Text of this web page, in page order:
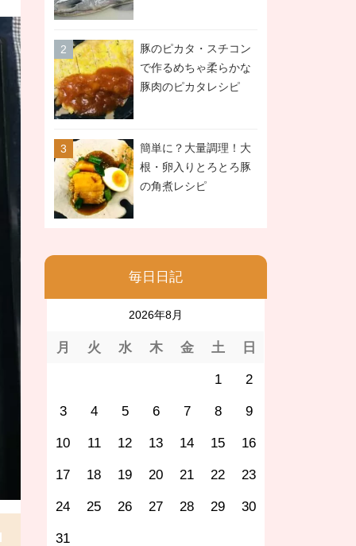
豚のピカタ・スチコン
で作るめちゃ柔らかな
豚肉のピカタレシピ
簡単に？大量調理！大
根・卵入りとろとろ豚
の角煮レシピ
毎日日記
2026年8月
月 火 水 木 金 土 日
1 2
3 4 5 6 7 8 9
10 11 12 13 14 15 16
17 18 19 20 21 22 23
24 25 26 27 28 29 30
31